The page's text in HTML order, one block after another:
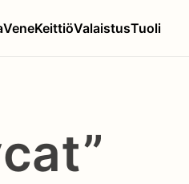
VeneKeittiöValaistusTuoli